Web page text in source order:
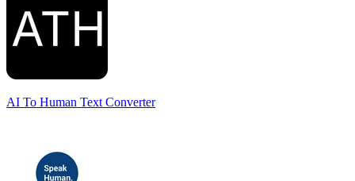
AI To Human Text Converter